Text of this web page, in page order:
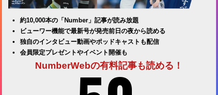
約10,000本の「Number」記事が読み放題
ビューワー機能で最新号が発売前日の夜から読める
独自のインタビュー動画やポッドキャストも配信
会員限定プレゼントやイベント開催も
NumberWebの有料記事も読める！